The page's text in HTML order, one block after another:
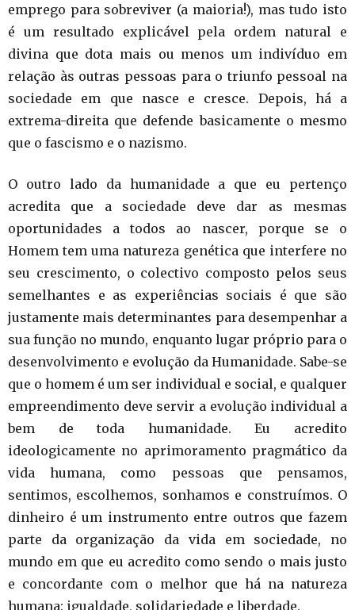
emprego para sobreviver (a maioria!), mas tudo isto
é um resultado explicável pela ordem natural e
divina que dota mais ou menos um indivíduo em
relação às outras pessoas para o triunfo pessoal na
sociedade em que nasce e cresce. Depois, há a
extrema-direita que defende basicamente o mesmo
que o fascismo e o nazismo.
O outro lado da humanidade a que eu pertenço
acredita que a sociedade deve dar as mesmas
oportunidades a todos ao nascer, porque se o
Homem tem uma natureza genética que interfere no
seu crescimento, o colectivo composto pelos seus
semelhantes e as experiências sociais é que são
justamente mais determinantes para desempenhar a
sua função no mundo, enquanto lugar próprio para o
desenvolvimento e evolução da Humanidade. Sabe-se
que o homem é um ser individual e social, e qualquer
empreendimento deve servir a evolução individual a
bem de toda humanidade. Eu acredito
ideologicamente no aprimoramento pragmático da
vida humana, como pessoas que pensamos,
sentimos, escolhemos, sonhamos e construímos. O
dinheiro é um instrumento entre outros que fazem
parte da organização da vida em sociedade, no
mundo em que eu acredito como sendo o mais justo
e concordante com o melhor que há na natureza
humana: igualdade, solidariedade e liberdade.